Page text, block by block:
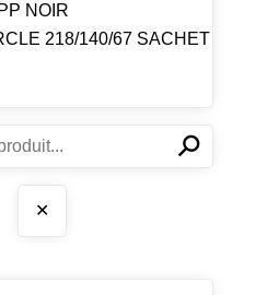
NOIR
218/140/67 SACHET
✕⚲
✕